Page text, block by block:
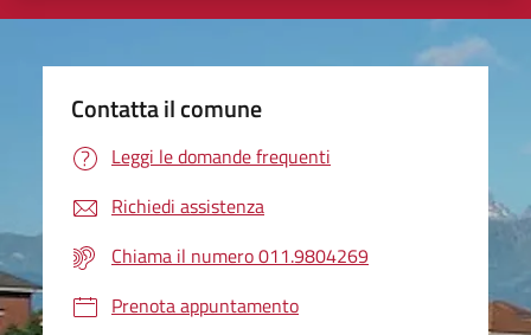
Contatta il comune
Leggi le domande frequenti
Richiedi assistenza
Chiama il numero 011.9804269
Prenota appuntamento